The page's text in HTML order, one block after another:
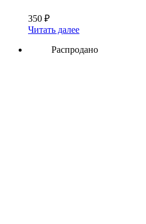
350 ₽
Читать далее
Распродано